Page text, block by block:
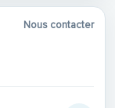
Nous contacter